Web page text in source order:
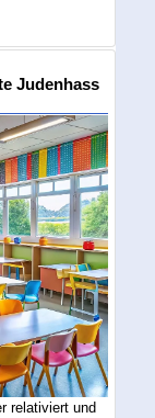
Judenhass
relativiert und